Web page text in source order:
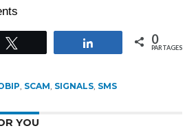
Partagez 0
PARTAGES
, SCAM, SIGNALS, SMS
YOU